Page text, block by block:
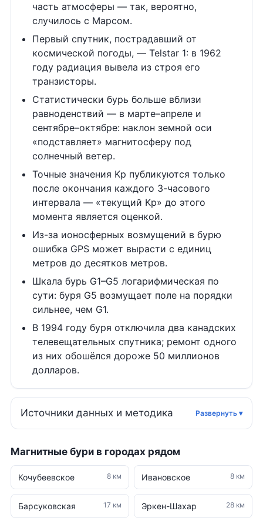
часть атмосферы — так, вероятно,
случилось с Марсом.
Первый спутник, пострадавший от
космической погоды, — Telstar 1: в 1962
году радиация вывела из строя его
транзисторы.
Статистически бурь больше вблизи
равноденствий — в марте–апреле и
сентябре–октябре: наклон земной оси
«подставляет» магнитосферу под
солнечный ветер.
Точные значения Kp публикуются только
после окончания каждого 3-часового
интервала — «текущий Kp» до этого
момента является оценкой.
Из-за ионосферных возмущений в бурю
ошибка GPS может вырасти с единиц
метров до десятков метров.
Шкала бурь G1–G5 логарифмическая по
сути: буря G5 возмущает поле на порядки
сильнее, чем G1.
В 1994 году буря отключила два канадских
телевещательных спутника; ремонт одного
из них обошёлся дороже 50 миллионов
долларов.
Источники данных и методика
Магнитные бури в городах рядом
Кочубеевское 8 км Ивановское 8 км
Барсуковская 17 км Эркен-Шахар 28 км